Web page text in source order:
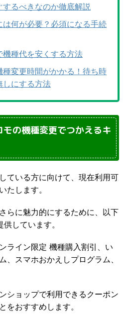
するべきなのか徹底解説
は何が必要？必須になる手続
機種代を安くする方法
種変更時間がかかる！待ち時
しにする方法
の機種変更でつかえるキ
ている方に向けて、現在利用可
たします。
らに魅力的にするために、以下
しています。
ライン限定 機種購入割引、い
、スマホおかえしプログラム、
ショップで利用できるクーポン
をおすすめします。